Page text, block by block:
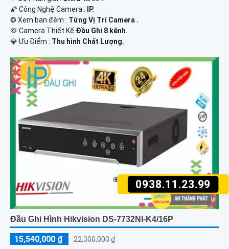
0938.11.23.99
🌠 Công Nghệ Camera :
IP.
❂ Xem ban đêm : Từng Vị Trí Camera .
💢 Camera Thiết Kế Đầu Ghi 8 kênh.
️💎 Ưu Điểm : Thu hình Chất Lượng.
Đầu Ghi Hình Hikvision DS-7732NI-K4/16P
15,540,000 ₫ 22,300,000 ₫